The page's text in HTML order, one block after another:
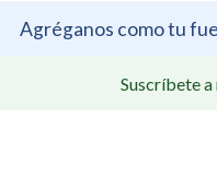
Agréganos como tu
Suscríbete